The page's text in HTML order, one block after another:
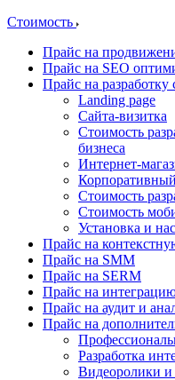
Стоимость
Прайс на
Прайс на SEO
Прайс на разработку
Landing page
Cайта-визитка
Стоимость
бизнеса
Интернет-
Стоимость
Стоимость
Установка и
Прайс на
Прайс на SMM
Прайс на SERM
Прайс на
Прайс на аудит и
Прайс на
Разработка
Видеоролики